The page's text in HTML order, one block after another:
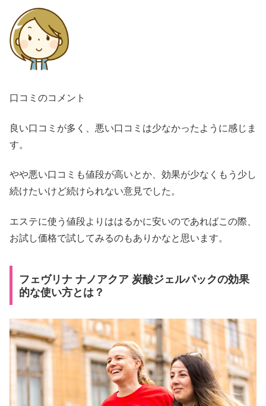
口コミのコメント
良い口コミが多く、悪い口コミは少なかったように感じま
す。
やや悪い口コミも値段が高いとか、効果が少なくもう少し
続けたいけど続けられない意見でした。
エステに使う値段よりははるかに安いのであればこの際、
お試し価格で試してみるのもありかなと思います。
フェヴリナ ナノアクア 炭酸ジェルパックの効果
的な使い方とは？